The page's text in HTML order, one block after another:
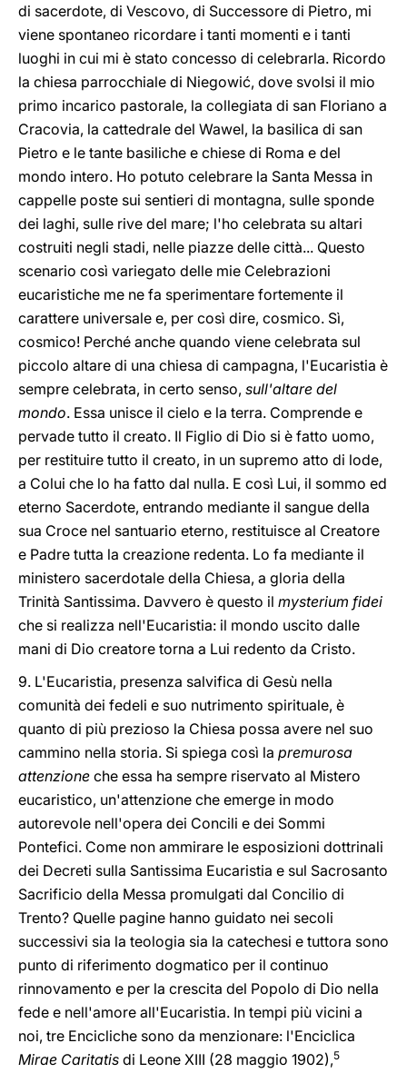
di sacerdote, di Vescovo, di Successore di Pietro, mi
viene spontaneo ricordare i tanti momenti e i tanti
luoghi in cui mi è stato concesso di celebrarla. Ricordo
la chiesa parrocchiale di Niegowić, dove svolsi il mio
primo incarico pastorale, la collegiata di san Floriano a
Cracovia, la cattedrale del Wawel, la basilica di san
Pietro e le tante basiliche e chiese di Roma e del
mondo intero. Ho potuto celebrare la Santa Messa in
cappelle poste sui sentieri di montagna, sulle sponde
dei laghi, sulle rive del mare; l'ho celebrata su altari
costruiti negli stadi, nelle piazze delle città... Questo
scenario così variegato delle mie Celebrazioni
eucaristiche me ne fa sperimentare fortemente il
carattere universale e, per così dire, cosmico. Sì,
cosmico! Perché anche quando viene celebrata sul
piccolo altare di una chiesa di campagna, l'Eucaristia è
sempre celebrata, in certo senso, sull'altare del
mondo. Essa unisce il cielo e la terra. Comprende e
pervade tutto il creato. Il Figlio di Dio si è fatto uomo,
per restituire tutto il creato, in un supremo atto di lode,
a Colui che lo ha fatto dal nulla. E così Lui, il sommo ed
eterno Sacerdote, entrando mediante il sangue della
sua Croce nel santuario eterno, restituisce al Creatore
e Padre tutta la creazione redenta. Lo fa mediante il
ministero sacerdotale della Chiesa, a gloria della
Trinità Santissima. Davvero è questo il mysterium fidei
che si realizza nell'Eucaristia: il mondo uscito dalle
mani di Dio creatore torna a Lui redento da Cristo.
9. L'Eucaristia, presenza salvifica di Gesù nella
comunità dei fedeli e suo nutrimento spirituale, è
quanto di più prezioso la Chiesa possa avere nel suo
cammino nella storia. Si spiega così la premurosa
attenzione che essa ha sempre riservato al Mistero
eucaristico, un'attenzione che emerge in modo
autorevole nell'opera dei Concili e dei Sommi
Pontefici. Come non ammirare le esposizioni dottrinali
dei Decreti sulla Santissima Eucaristia e sul Sacrosanto
Sacrificio della Messa promulgati dal Concilio di
Trento? Quelle pagine hanno guidato nei secoli
successivi sia la teologia sia la catechesi e tuttora sono
punto di riferimento dogmatico per il continuo
rinnovamento e per la crescita del Popolo di Dio nella
fede e nell'amore all'Eucaristia. In tempi più vicini a
noi, tre Encicliche sono da menzionare: l'Enciclica
Mirae Caritatis di Leone XIII (28 maggio 1902),5